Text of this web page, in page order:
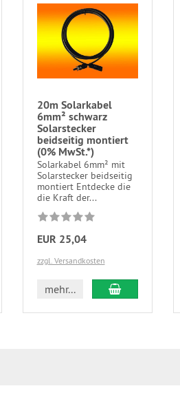
20m Solarkabel
6mm² schwarz
Solarstecker
beidseitig montiert
(0% MwSt.*)
Solarkabel 6mm² mit
Solarstecker beidseitig
montiert Entdecke die
die Kraft der...
EUR 25,04
zzgl. Versandkosten
mehr... In den